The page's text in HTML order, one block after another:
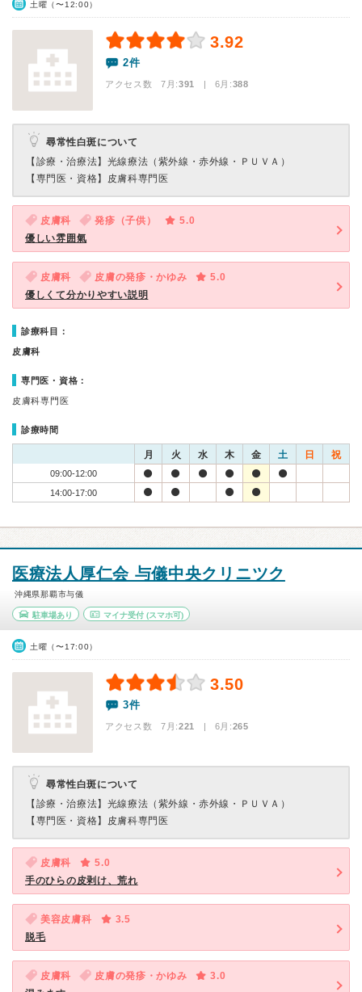
土曜（〜12:00）
3.92
2件
アクセス数 7月:391 | 6月:388
尋常性白斑について
【診療・治療法】 光線療法（紫外線・赤外線・ＰＵＶＡ）
【専門医・資格】 皮膚科専門医
皮膚科 発疹（子供）
5.0
優しい雰囲氣
皮膚科 皮膚の発疹・かゆみ
5.0
優しくて分かりやすい説明
診療科目：
皮膚科
専門医・資格：
皮膚科専門医
診療時間
月 火 水 木 金 土 日 祝
09:00-12:00
14:00-17:00
医療法人厚仁会 与儀中央クリニツク
沖縄県那覇市与儀
駐車場あり マイナ受付(スマホ可)
土曜（〜17:00）
3.50
3件
アクセス数 7月:221 | 6月:265
尋常性白斑について
【診療・治療法】 光線療法（紫外線・赤外線・ＰＵＶＡ）
【専門医・資格】 皮膚科専門医
皮膚科
5.0
手のひらの皮剥け、荒れ
美容皮膚科
3.5
脱毛
皮膚科 皮膚の発疹・かゆみ
3.0